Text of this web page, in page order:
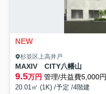
NEW
杉並区上高井戸
MAXIV CITY八幡山
9.5万円 管理/共益費5,000円
20.01㎡ (1K) /予定 /4階建